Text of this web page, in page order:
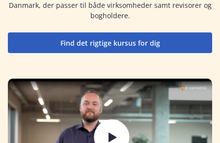
Danmark, der passer til både virksomheder samt revisorer og
bogholdere.
Find det rigtige kursus for dig